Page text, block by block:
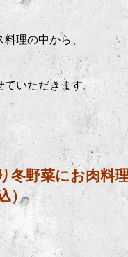
理の中から、
ていただきます。
冬野菜にお肉料
）